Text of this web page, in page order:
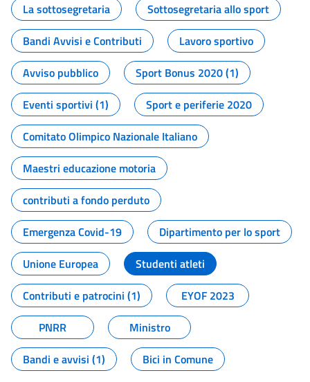
La sottosegretaria
Sottosegretaria allo sport
Bandi Avvisi e Contributi
Lavoro sportivo
Avviso pubblico
Sport Bonus 2020 (1)
Eventi sportivi (1)
Sport e periferie 2020
Comitato Olimpico Nazionale Italiano
Maestri educazione motoria
contributi a fondo perduto
Emergenza Covid-19
Dipartimento per lo sport
Unione Europea
Studenti atleti
Contributi e patrocini (1)
EYOF 2023
PNRR
Ministro
Bandi e avvisi (1)
Bici in Comune